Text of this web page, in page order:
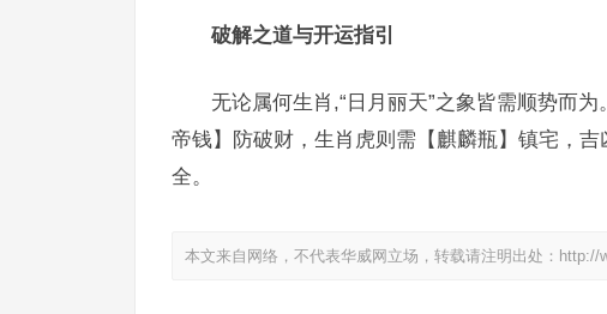
破解之道与开运指引
无论属何生肖,“日月丽天”之象皆需顺势而
帝钱】防破财，生肖虎则需【麒麟瓶】镇宅，
全。
本文来自网络，不代表华威网立场，转载请注明出处： http://